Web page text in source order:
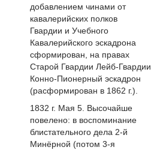
добавлением чинами от
кавалерийских полков
Гвардии и Учебного
Кавалерийского эскадрона
сформирован, на правах
Старой Гвардии Лейб-Гвардии
Конно-Пионерный эскадрон
(расформирован в 1862 г.).
1832 г. Мая 5. Высочайше
повелено: в воспоминание
блистательного дела 2-й
Минёрной (потом 3-я